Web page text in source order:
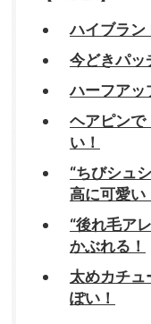
ハイブラン
今どきパッ
ハーフアッ
ヘアピンで
い！
“ちびシュ
高に可愛い
“後れ毛ア
かぶれる！
太めカチュ
ぽい！